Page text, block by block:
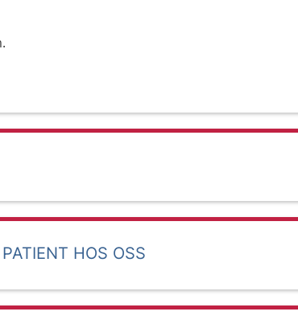
HOS OSS